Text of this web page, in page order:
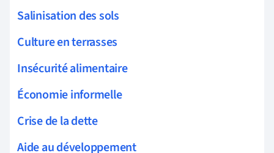
Salinisation des sols
Culture en terrasses
Insécurité alimentaire
Économie informelle
Crise de la dette
Aide au développement